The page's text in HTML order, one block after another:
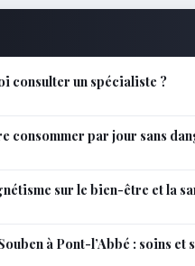
consulter un spécialiste ?
consommer par jour sans
sur le bien-être et la
à Pont-l’Abbé : soins et